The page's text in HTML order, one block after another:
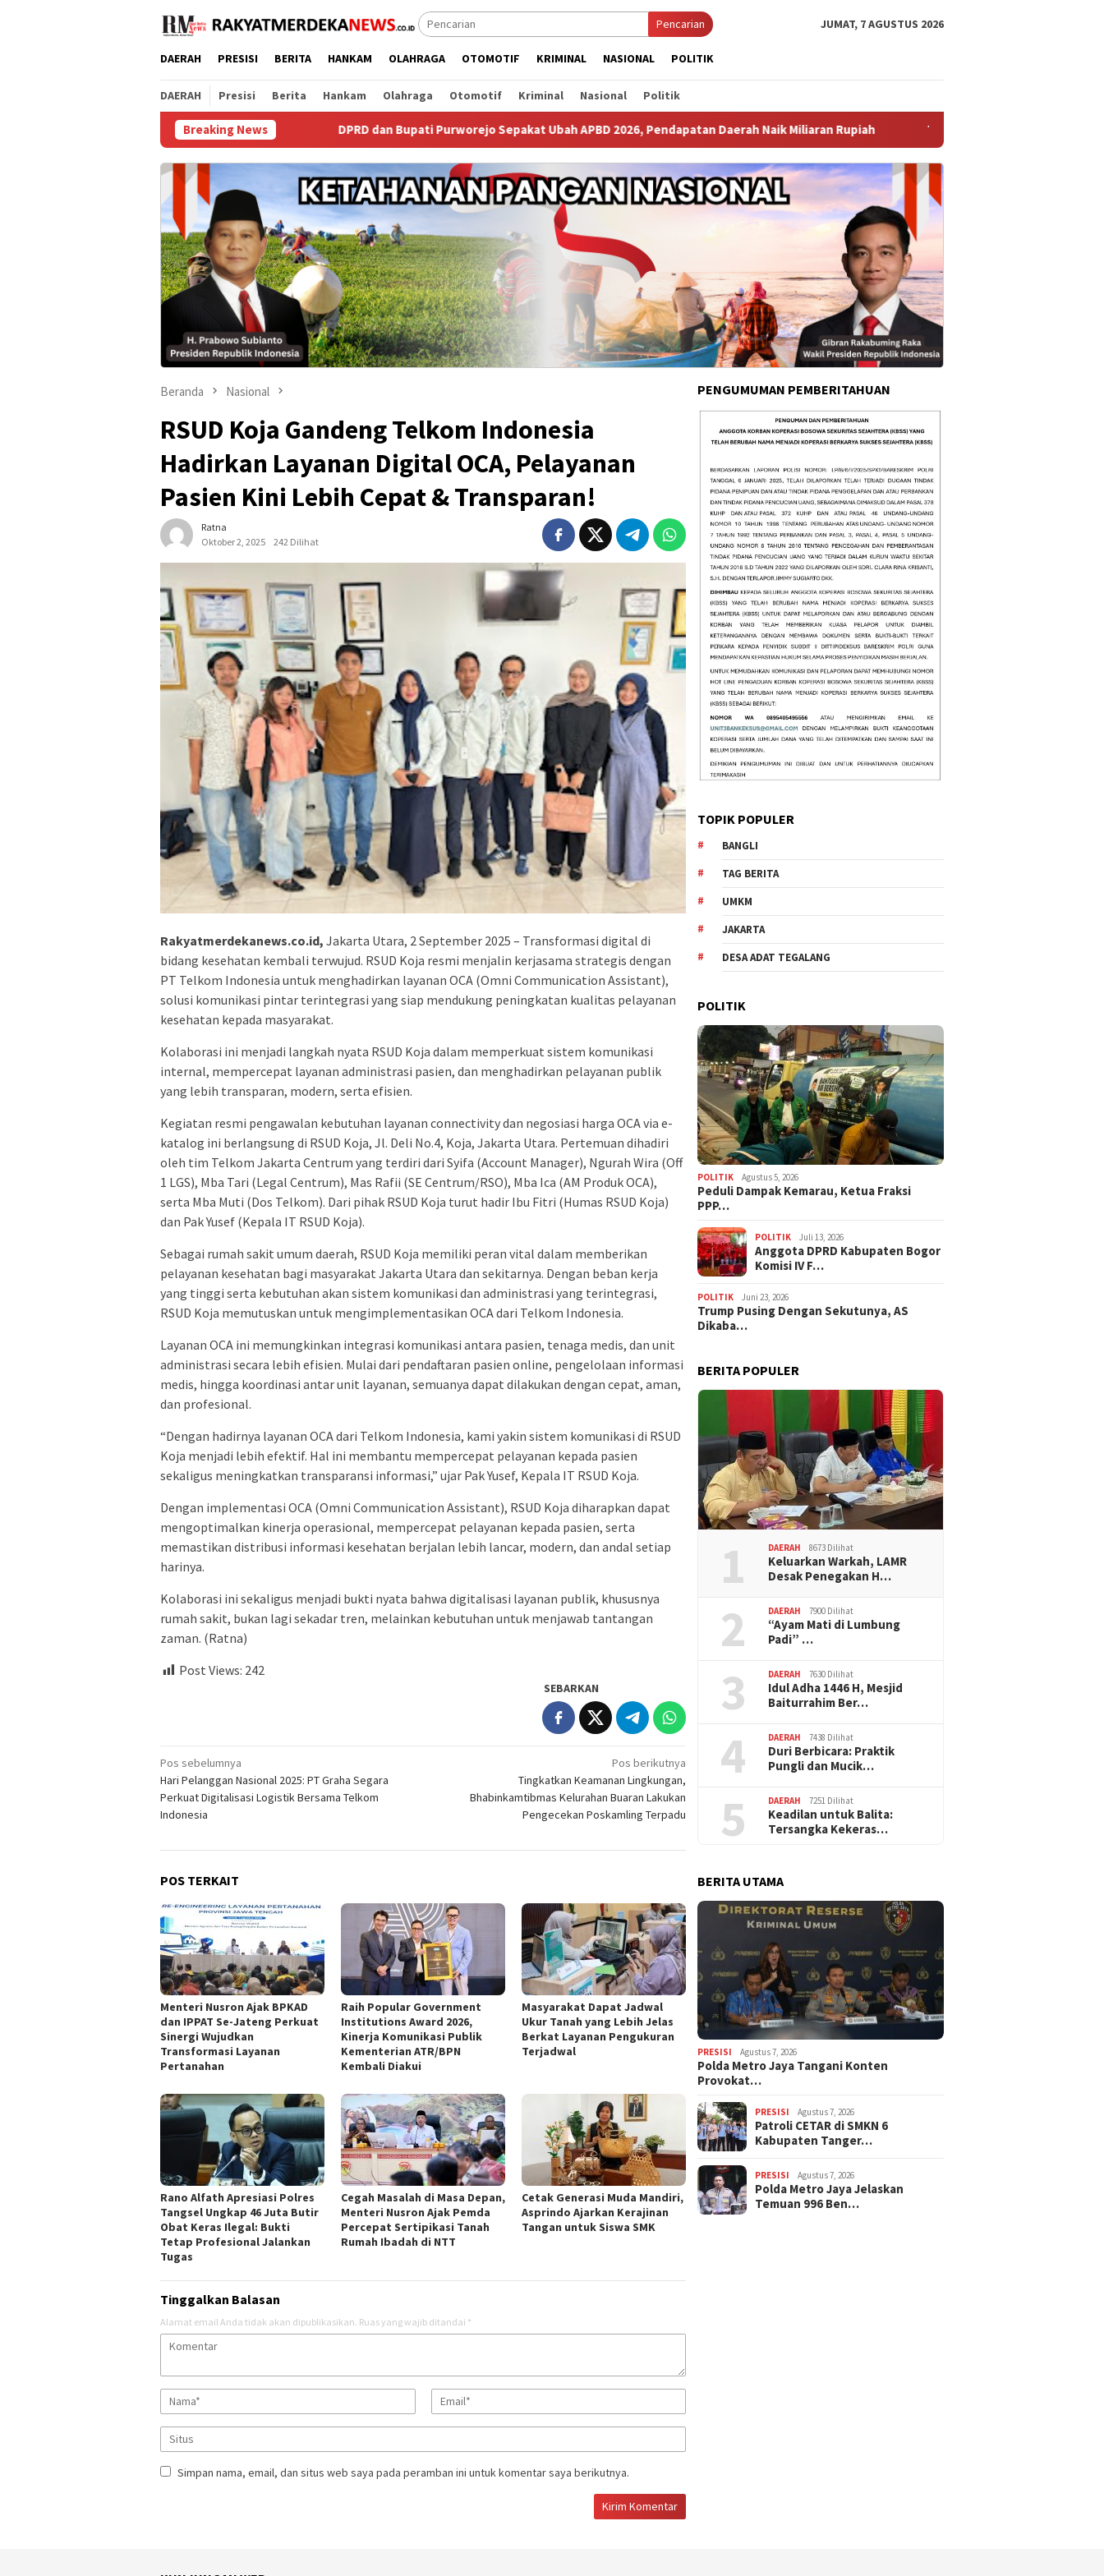
Pencarian JUMAT, 7 AGUSTUS 2026
DAERAH PRESISI BERITA HANKAM OLAHRAGA OTOMOTIF KRIMINAL NASIONAL POLITIK
DAERAH Presisi Berita Hankam Olahraga Otomotif Kriminal Nasional Politik
Breaking News
DPRD dan Bupati Purworejo Sepakat Ubah APBD 2026, Pendapatan Daerah Naik Miliaran Rupiah ‎ TPK Koja Perkuat Tata Kelola Perusahaan melalui
Beranda Nasional
RSUD Koja Gandeng Telkom Indonesia
Hadirkan Layanan Digital OCA, Pelayanan
Pasien Kini Lebih Cepat & Transparan!
Ratna
Oktober 2, 2025
242 Dilihat
Rakyatmerdekanews.co.id, Jakarta Utara, 2 September 2025 – Transformasi digital di
bidang kesehatan kembali terwujud. RSUD Koja resmi menjalin kerjasama strategis dengan
PT Telkom Indonesia untuk menghadirkan layanan OCA (Omni Communication Assistant),
solusi komunikasi pintar terintegrasi yang siap mendukung peningkatan kualitas pelayanan
kesehatan kepada masyarakat.
Kolaborasi ini menjadi langkah nyata RSUD Koja dalam memperkuat sistem komunikasi
internal, mempercepat layanan administrasi pasien, dan menghadirkan pelayanan publik
yang lebih transparan, modern, serta efisien.
Kegiatan resmi pengawalan kebutuhan layanan connectivity dan negosiasi harga OCA via e-
katalog ini berlangsung di RSUD Koja, Jl. Deli No.4, Koja, Jakarta Utara. Pertemuan dihadiri
oleh tim Telkom Jakarta Centrum yang terdiri dari Syifa (Account Manager), Ngurah Wira (Off
1 LGS), Mba Tari (Legal Centrum), Mas Rafii (SE Centrum/RSO), Mba Ica (AM Produk OCA),
serta Mba Muti (Dos Telkom). Dari pihak RSUD Koja turut hadir Ibu Fitri (Humas RSUD Koja)
dan Pak Yusef (Kepala IT RSUD Koja).
Sebagai rumah sakit umum daerah, RSUD Koja memiliki peran vital dalam memberikan
pelayanan kesehatan bagi masyarakat Jakarta Utara dan sekitarnya. Dengan beban kerja
yang tinggi serta kebutuhan akan sistem komunikasi dan administrasi yang terintegrasi,
RSUD Koja memutuskan untuk mengimplementasikan OCA dari Telkom Indonesia.
Layanan OCA ini memungkinkan integrasi komunikasi antara pasien, tenaga medis, dan unit
administrasi secara lebih efisien. Mulai dari pendaftaran pasien online, pengelolaan informasi
medis, hingga koordinasi antar unit layanan, semuanya dapat dilakukan dengan cepat, aman,
dan profesional.
“Dengan hadirnya layanan OCA dari Telkom Indonesia, kami yakin sistem komunikasi di RSUD
Koja menjadi lebih efektif. Hal ini membantu mempercepat pelayanan kepada pasien
sekaligus meningkatkan transparansi informasi,” ujar Pak Yusef, Kepala IT RSUD Koja.
Dengan implementasi OCA (Omni Communication Assistant), RSUD Koja diharapkan dapat
mengoptimalkan kinerja operasional, mempercepat pelayanan kepada pasien, serta
memastikan distribusi informasi kesehatan berjalan lebih lancar, modern, dan andal setiap
harinya.
Kolaborasi ini sekaligus menjadi bukti nyata bahwa digitalisasi layanan publik, khususnya
rumah sakit, bukan lagi sekadar tren, melainkan kebutuhan untuk menjawab tantangan
zaman. (Ratna)
Post Views: 242
SEBARKAN
Navigasi
pos
Pos sebelumnya
Hari Pelanggan Nasional 2025: PT Graha Segara
Perkuat Digitalisasi Logistik Bersama Telkom
Indonesia
Pos berikutnya
Tingkatkan Keamanan Lingkungan,
Bhabinkamtibmas Kelurahan Buaran Lakukan
Pengecekan Poskamling Terpadu
POS TERKAIT
Menteri Nusron Ajak BPKAD
dan IPPAT Se-Jateng Perkuat
Sinergi Wujudkan
Transformasi Layanan
Pertanahan
Raih Popular Government
Institutions Award 2026,
Kinerja Komunikasi Publik
Kementerian ATR/BPN
Kembali Diakui
‎Masyarakat Dapat Jadwal
Ukur Tanah yang Lebih Jelas
Berkat Layanan Pengukuran
Terjadwal
Rano Alfath Apresiasi Polres
Tangsel Ungkap 46 Juta Butir
Obat Keras Ilegal: Bukti
Tetap Profesional Jalankan
Tugas
‎Cegah Masalah di Masa Depan,
Menteri Nusron Ajak Pemda
Percepat Sertipikasi Tanah
Rumah Ibadah di NTT ‎
Cetak Generasi Muda Mandiri,
Asprindo Ajarkan Kerajinan
Tangan untuk Siswa SMK
Tinggalkan Balasan
Alamat email Anda tidak akan dipublikasikan. Ruas yang wajib ditandai *
Simpan nama, email, dan situs web saya pada peramban ini untuk komentar saya berikutnya.
PENGUMUMAN PEMBERITAHUAN
TOPIK POPULER
BANGLI
TAG BERITA
UMKM
JAKARTA
DESA ADAT TEGALANG
POLITIK
POLITIK Agustus 5, 2026
‎Peduli Dampak Kemarau, Ketua Fraksi
PPP…
POLITIK Juli 13, 2026
Anggota DPRD Kabupaten Bogor
Komisi IV F…
POLITIK Juni 23, 2026
Trump Pusing Dengan Sekutunya, AS
Dikaba…
BERITA POPULER
1 DAERAH 8673 Dilihat
Keluarkan Warkah, LAMR
Desak Penegakan H…
2 DAERAH 7900 Dilihat
“Ayam Mati di Lumbung
Padi” …
3 DAERAH 7630 Dilihat
Idul Adha 1446 H, Mesjid
Baiturrahim Ber…
4 DAERAH 7438 Dilihat
Duri Berbicara: Praktik
Pungli dan Mucik…
5 DAERAH 7251 Dilihat
Keadilan untuk Balita:
Tersangka Kekeras…
BERITA UTAMA
PRESISI Agustus 7, 2026
Polda Metro Jaya Tangani Konten
Provokat…
PRESISI Agustus 7, 2026
Patroli CETAR di SMKN 6
Kabupaten Tanger…
PRESISI Agustus 7, 2026
Polda Metro Jaya Jelaskan
Temuan 996 Ben…